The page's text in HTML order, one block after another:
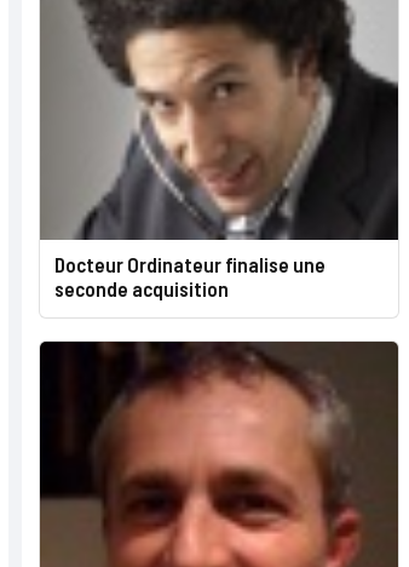
Docteur Ordinateur finalise une
seconde acquisition